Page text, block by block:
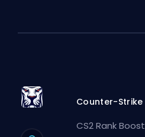
Counter-Strike
CS2 Rank Boost